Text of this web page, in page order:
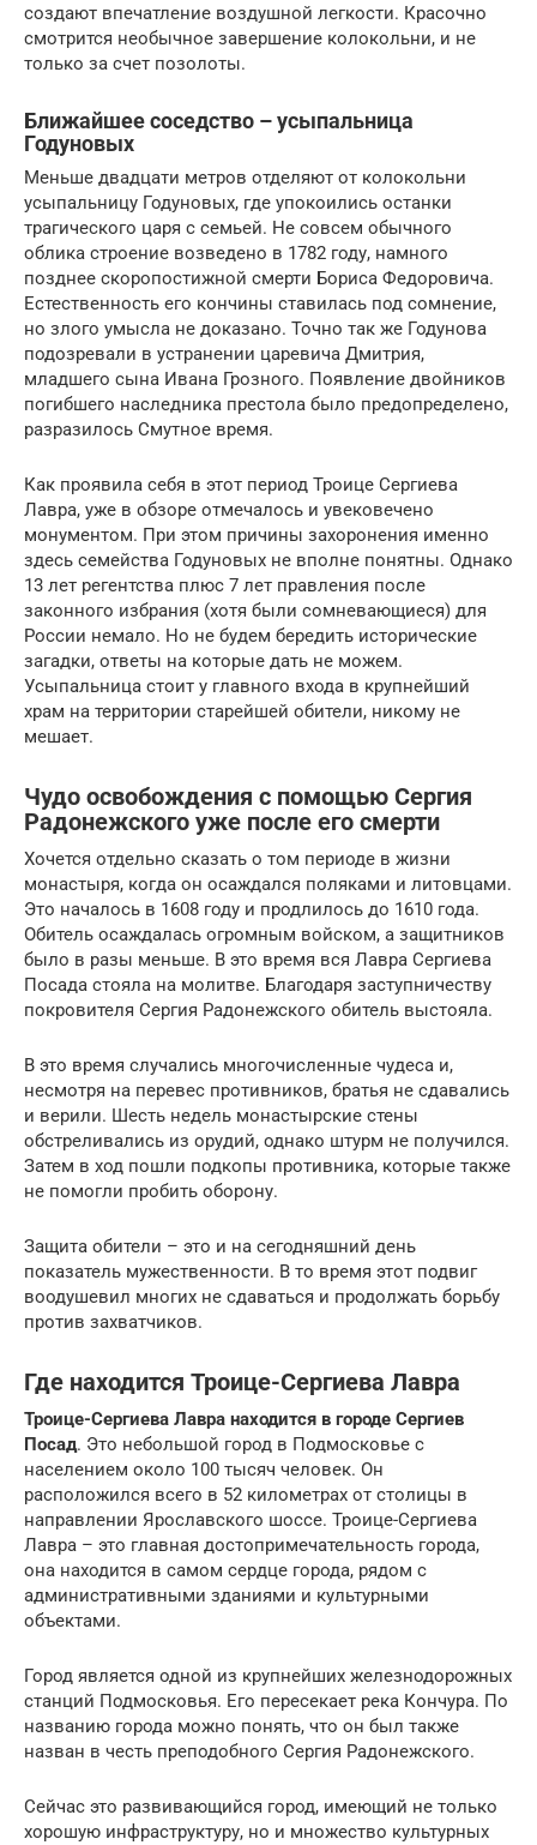
создают впечатление воздушной легкости. Красочно
смотрится необычное завершение колокольни, и не
только за счет позолоты.
Ближайшее соседство – усыпальница
Годуновых
Меньше двадцати метров отделяют от колокольни
усыпальницу Годуновых, где упокоились останки
трагического царя с семьей. Не совсем обычного
облика строение возведено в 1782 году, намного
позднее скоропостижной смерти Бориса Федоровича.
Естественность его кончины ставилась под сомнение,
но злого умысла не доказано. Точно так же Годунова
подозревали в устранении царевича Дмитрия,
младшего сына Ивана Грозного. Появление двойников
погибшего наследника престола было предопределено,
разразилось Смутное время.
Как проявила себя в этот период Троице Сергиева
Лавра, уже в обзоре отмечалось и увековечено
монументом. При этом причины захоронения именно
здесь семейства Годуновых не вполне понятны. Однако
13 лет регентства плюс 7 лет правления после
законного избрания (хотя были сомневающиеся) для
России немало. Но не будем бередить исторические
загадки, ответы на которые дать не можем.
Усыпальница стоит у главного входа в крупнейший
храм на территории старейшей обители, никому не
мешает.
Чудо освобождения с помощью Сергия
Радонежского уже после его смерти
Хочется отдельно сказать о том периоде в жизни
монастыря, когда он осаждался поляками и литовцами.
Это началось в 1608 году и продлилось до 1610 года.
Обитель осаждалась огромным войском, а защитников
было в разы меньше. В это время вся Лавра Сергиева
Посада стояла на молитве. Благодаря заступничеству
покровителя Сергия Радонежского обитель выстояла.
В это время случались многочисленные чудеса и,
несмотря на перевес противников, братья не сдавались
и верили. Шесть недель монастырские стены
обстреливались из орудий, однако штурм не получился.
Затем в ход пошли подкопы противника, которые также
не помогли пробить оборону.
Защита обители – это и на сегодняшний день
показатель мужественности. В то время этот подвиг
воодушевил многих не сдаваться и продолжать борьбу
против захватчиков.
Где находится Троице-Сергиева Лавра
Троице-Сергиева Лавра находится в городе Сергиев
Посад. Это небольшой город в Подмосковье с
населением около 100 тысяч человек. Он
расположился всего в 52 километрах от столицы в
направлении Ярославского шоссе. Троице-Сергиева
Лавра – это главная достопримечательность города,
она находится в самом сердце города, рядом с
административными зданиями и культурными
объектами.
Город является одной из крупнейших железнодорожных
станций Подмосковья. Его пересекает река Кончура. По
названию города можно понять, что он был также
назван в честь преподобного Сергия Радонежского.
Сейчас это развивающийся город, имеющий не только
хорошую инфраструктуру, но и множество культурных